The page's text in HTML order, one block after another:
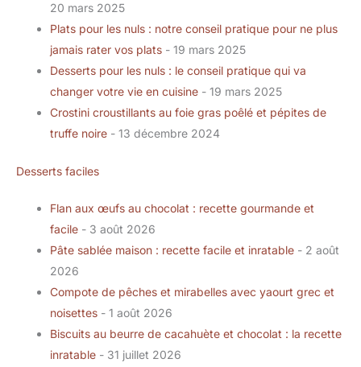
20 mars 2025
Plats pour les nuls : notre conseil pratique pour ne plus
jamais rater vos plats - 19 mars 2025
Desserts pour les nuls : le conseil pratique qui va
changer votre vie en cuisine - 19 mars 2025
Crostini croustillants au foie gras poêlé et pépites de
truffe noire - 13 décembre 2024
Desserts faciles
Flan aux œufs au chocolat : recette gourmande et
facile - 3 août 2026
Pâte sablée maison : recette facile et inratable - 2 août
2026
Compote de pêches et mirabelles avec yaourt grec et
noisettes - 1 août 2026
Biscuits au beurre de cacahuète et chocolat : la recette
inratable - 31 juillet 2026